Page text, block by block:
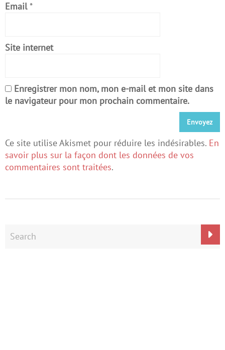
Email *
Site internet
Enregistrer mon nom, mon e-mail et mon site dans
le navigateur pour mon prochain commentaire.
Ce site utilise Akismet pour réduire les indésirables. En
savoir plus sur la façon dont les données de vos
commentaires sont traitées.